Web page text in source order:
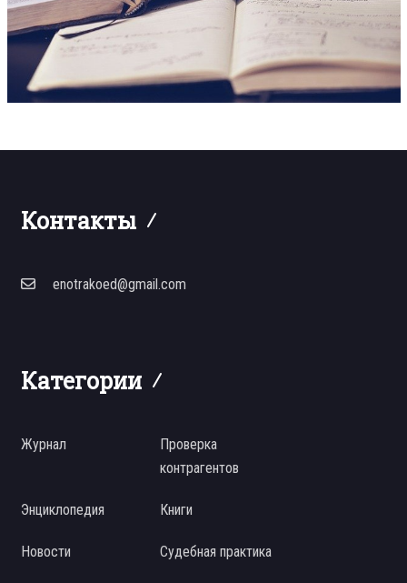
Контакты
enotrakoed@gmail.com
Категории
Журнал
Проверка
контрагентов
Энциклопедия Книги
Новости Судебная практика